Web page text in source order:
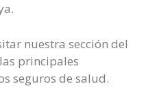
nuestra sección del
principales
seguros de salud.